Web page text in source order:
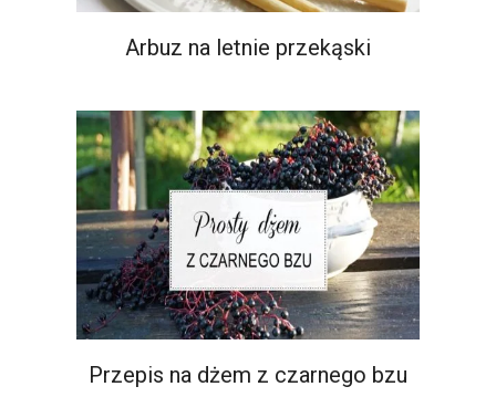
Arbuz na letnie przekąski
Przepis na dżem z czarnego bzu